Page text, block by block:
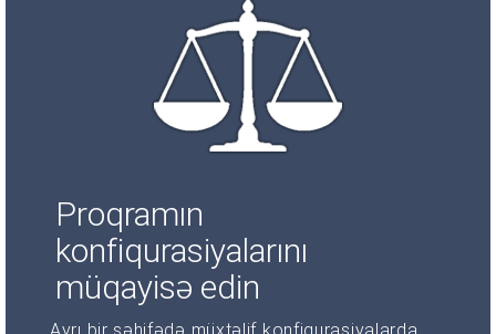
Proqramın
konfiqurasiyalarını
müqayisə edin